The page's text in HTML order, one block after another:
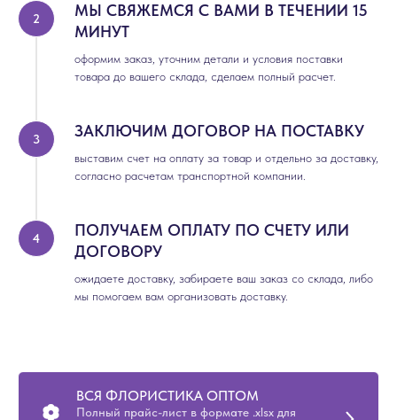
МЫ СВЯЖЕМСЯ С ВАМИ В ТЕЧЕНИИ 15
МИНУТ
оформим заказ, уточним детали и условия поставки
товара до вашего склада, сделаем полный расчет.
ЗАКЛЮЧИМ ДОГОВОР НА ПОСТАВКУ
выставим счет на оплату за товар и отдельно за доставку,
согласно расчетам транспортной компании.
ПОЛУЧАЕМ ОПЛАТУ ПО СЧЕТУ ИЛИ
ДОГОВОРУ
ожидаете доставку, забираете ваш заказ со склада, либо
мы помогаем вам организовать доставку.
ВСЯ ФЛОРИСТИКА ОПТОМ
Полный прайс-лист в формате .xlsx для